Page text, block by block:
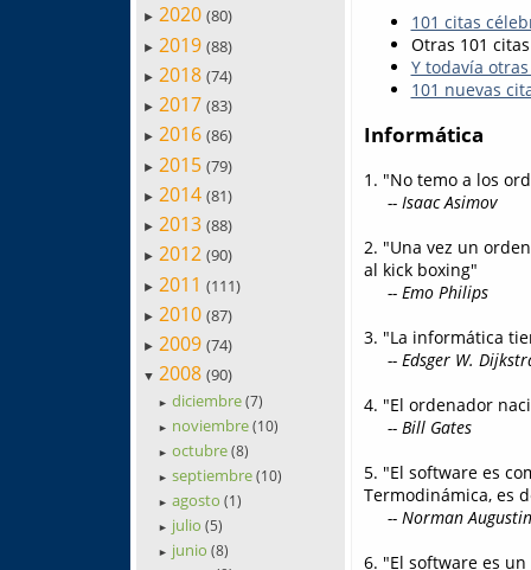
► 2020 (80)
► 2019 (88)
► 2018 (74)
► 2017 (83)
► 2016 (86)
► 2015 (79)
► 2014 (81)
► 2013 (88)
► 2012 (90)
► 2011 (111)
► 2010 (87)
► 2009 (74)
▼ 2008 (90)
► diciembre(7)
► noviembre(10)
► octubre(8)
► septiembre(10)
► agosto(1)
► julio(5)
► junio(8)
101 citas
Otras 101
Y todavía
101 nuevas
Informática
1. "No temo a los
-- Isaac Asimov
2. "Una vez un
al kick boxing"
-- Emo Philips
3. "La informática
-- Edsger W.
4. "El ordenador
-- Bill Gates
5. "El software es
Termodinámica, es
-- Norman
6. "El software es